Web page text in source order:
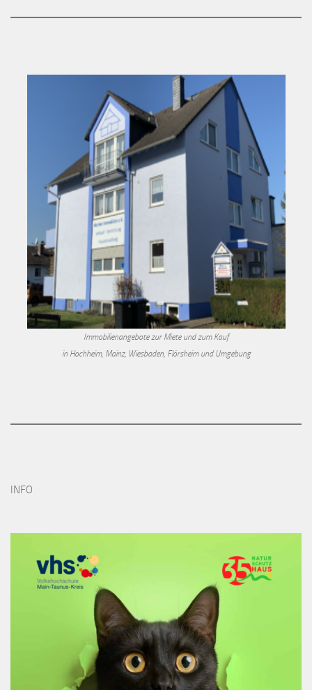
Immobilienangebote zur Miete und zum Kauf
in Hochheim, Mainz, Wiesbaden, Flörsheim und Umgebung
INFO